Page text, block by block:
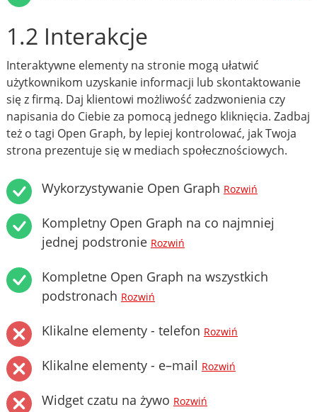
1.2 Interakcje
Interaktywne elementy na stronie mogą ułatwić
użytkownikom uzyskanie informacji lub skontaktowanie
się z firmą. Daj klientowi możliwość zadzwonienia czy
napisania do Ciebie za pomocą jednego kliknięcia. Zadbaj
też o tagi Open Graph, by lepiej kontrolować, jak Twoja
strona prezentuje się w mediach społecznościowych.
Wykorzystywanie Open Graph Rozwiń
Kompletny Open Graph na co najmniej
jednej podstronie Rozwiń
Kompletne Open Graph na wszystkich
podstronach Rozwiń
Klikalne elementy - telefon Rozwiń
Klikalne elementy - e–mail Rozwiń
Widget czatu na żywo Rozwiń